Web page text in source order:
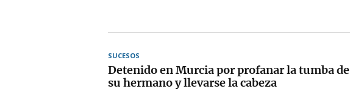
SUCESOS
Detenido en Murcia por profanar la tumba de
su hermano y llevarse la cabeza